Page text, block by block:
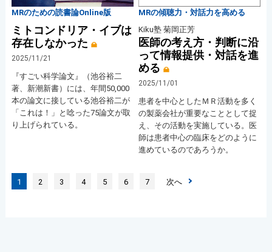
MRのための読書論Online版
ミトコンドリア・イブは
存在しなかった
2025/11/21
『すごい科学論文』（池谷裕二
著、新潮新書）には、年間50,000
本の論文に接している池谷裕二が
「これは！」と唸った75論文が取
り上げられている。
MRの傾聴力・対話力を高める
Kiku塾 菊岡正芳
医師の考え方・判断に沿
って情報提供・対話を進
める
2025/11/01
患者を中心としたＭＲ活動を多く
の製薬会社が重要なこととして捉
え、その活動を実施している。医
師は患者中心の臨床をどのように
進めているのであろうか。
1 2 3 4 5 6 7 次へ